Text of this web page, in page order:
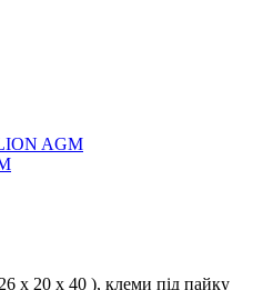
x 20 x 40 ), клеми під пайку